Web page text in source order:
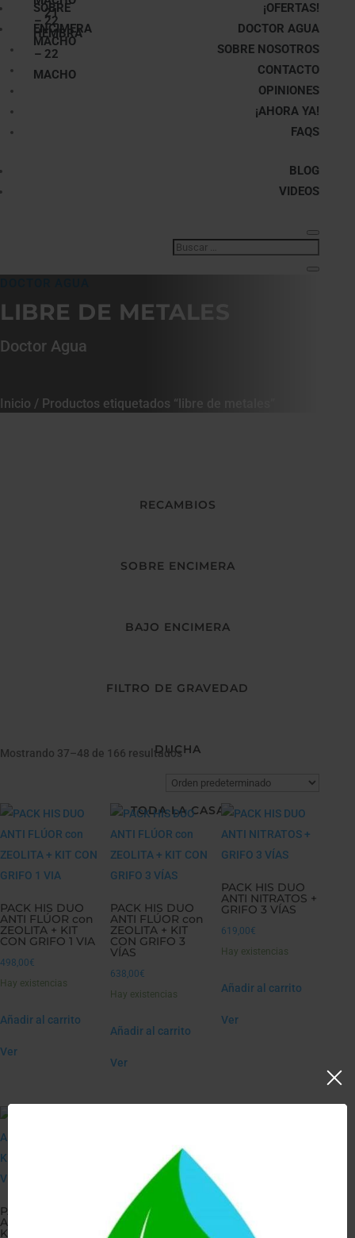
¡OFERTAS!
DOCTOR AGUA
SOBRE NOSOTROS
CONTACTO
OPINIONES
¡AHORA YA!
FAQS
BLOG
VIDEOS
LIBRE DE METALES
Doctor Agua
Inicio / Productos etiquetados “libre de metales”
RECAMBIOS
SOBRE ENCIMERA
BAJO ENCIMERA
FILTRO DE GRAVEDAD
DUCHA
TODA LA CASA
Mostrando 37–48 de 166 resultados
PACK HIS DUO
ANTI FLÚOR con
ZEOLITA + KIT
CON GRIFO 1 VIA
498,00€
Hay existencias
Añadir al carrito
Ver
PACK HIS DUO
ANTI FLÚOR con
ZEOLITA + KIT
CON GRIFO 3
VÍAS
638,00€
Hay existencias
Añadir al carrito
Ver
PACK HIS DUO
ANTI NITRATOS +
GRIFO 3 VÍAS
619,00€
Hay existencias
Añadir al carrito
Ver
PACK HIS DUO
ANTI NITRATOS +
KIT CON GRIFO 1
PACK HIS DUO
ANTI NITRATOS
con ZEOLITA +
PACK HIS DUO
ANTI NITRATOS
con ZEOLITA +